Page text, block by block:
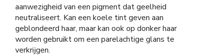
aanwezigheid van een pigment dat geelheid
neutraliseert. Kan een koele tint geven aan
geblondeerd haar, maar kan ook op donker haar
worden gebruikt om een ​​parelachtige glans te
verkrijgen.